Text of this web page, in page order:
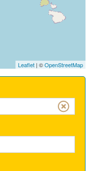
Leaflet | ©OpenStreetMap